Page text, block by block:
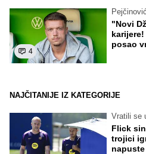
4
"Novi
posao
NAJČITANIJE IZ KATEGORIJE
Vratili se
Flick
trojici